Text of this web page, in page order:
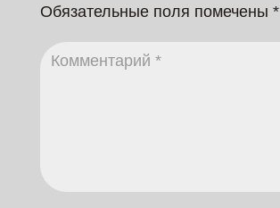
Обязательные поля помечены *